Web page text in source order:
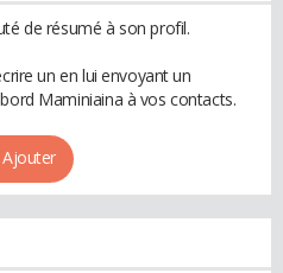
de résumé à son profil.
un en lui envoyant un
Maminiaina à vos contacts.
Ajouter